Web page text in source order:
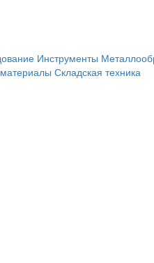
Инструменты
Складская техника